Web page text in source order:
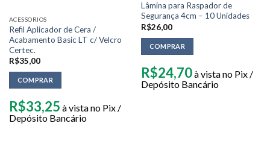
ACESSORIOS
Refil Aplicador de Cera /
Acabamento Basic LT c/ Velcro
Certec.
R$35,00
COMPRAR
R$33,25 à vista no Pix /
Depósito Bancário
Lâmina para Raspador de
Segurança 4cm – 10 Unidades
R$26,00
COMPRAR
R$24,70à vista no Pix /
Depósito Bancário